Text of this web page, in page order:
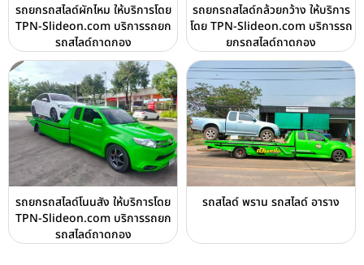
รถยกรถสไลด์ผักไหม ให้บริการโดย
TPN-Slideon.com บริการรถยก
รถสไลด์ถาดกอง
รถยกรถสไลด์กล้วยกว้าง ให้บริการ
โดย TPN-Slideon.com บริการรถ
ยกรถสไลด์ถาดกอง
รถยกรถสไลด์โนนสัง ให้บริการโดย
TPN-Slideon.com บริการรถยก
รถสไลด์ถาดกอง
รถสไลด์ พราน รถสไลด์ อาราง